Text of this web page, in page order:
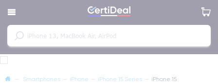
— Smartphones — iPhone — iPhone 15 Series — iPhone 15